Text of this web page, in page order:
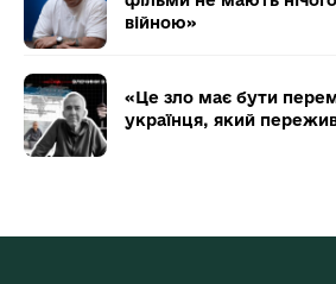
війною»
«Це зло має бути
українця, який